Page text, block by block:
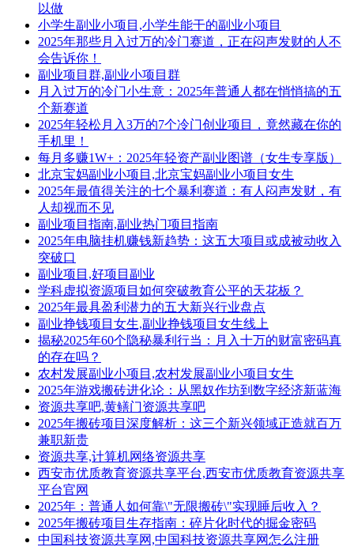
以做
小学生副业小项目,小学生能干的副业小项目
2025年那些月入过万的冷门赛道，正在闷声发财的人不
会告诉你！
副业项目群,副业小项目群
月入过万的冷门小生意：2025年普通人都在悄悄搞的五
个新赛道
2025年轻松月入3万的7个冷门创业项目，竟然藏在你的
手机里！
每月多赚1W+：2025年轻资产副业图谱（女生专享版）
北京宝妈副业小项目,北京宝妈副业小项目女生
2025年最值得关注的七个暴利赛道：有人闷声发财，有
人却视而不见
副业项目指南,副业热门项目指南
2025年电脑挂机赚钱新趋势：这五大项目或成被动收入
突破口
副业项目,好项目副业
学科虚拟资源项目如何突破教育公平的天花板？
2025年最具盈利潜力的五大新兴行业盘点
副业挣钱项目女生,副业挣钱项目女生线上
揭秘2025年60个隐秘暴利行当：月入十万的财富密码真
的存在吗？
农村发展副业小项目,农村发展副业小项目女生
2025年游戏搬砖进化论：从黑奴作坊到数字经济新蓝海
资源共享吧,黄鳝门资源共享吧
2025年搬砖项目深度解析：这三个新兴领域正造就百万
兼职新贵
资源共享,计算机网络资源共享
西安市优质教育资源共享平台,西安市优质教育资源共享
平台官网
2025年：普通人如何靠\"无限搬砖\"实现睡后收入？
2025年搬砖项目生存指南：碎片化时代的掘金密码
中国科技资源共享网,中国科技资源共享网怎么注册